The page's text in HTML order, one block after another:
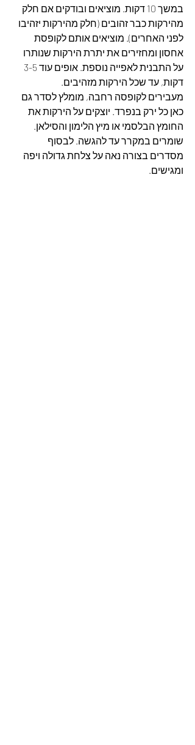
במשך 10 דקות. מוציאים ובודקים אם חלק
מהירקות כבר זהובים (חלק מהירקות יזהיבו
לפני האחרים). מוציאים אותם לקופסת
אחסון ומחזירים את יתרת הירקות שנותרו
דקות, עד שכל הירקות מזהיבים.
מעבירים לקופסה רחבה, מומלץ לסדר גם
כאן כל ירק בנפרד. יוצקים על הירקות את
החומץ הבלסמי או מיץ הלימון והסילאן.
שומרים במקרר עד להגשה. לבסוף
מסדרים בצורה נאה על צלחת גדולה ויפה
ומגישים.